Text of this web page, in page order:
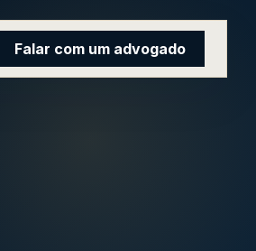
Falar com um advogado